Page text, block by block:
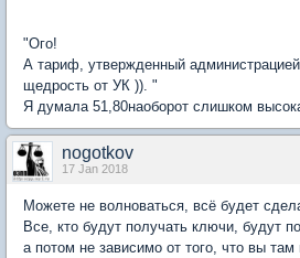
"Ого!
А тариф, утвержденный
щедрость от УК )). "
Я думала 51,80наоборот слишком
nogotkov
17 Jan 2018
Можете не волноваться, всё будет
Все, кто будут получать ключи, будут
а потом не зависимо от того, что вы